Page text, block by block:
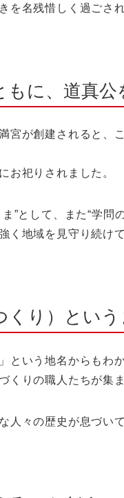
を名残惜しく過ごさ
もに、道真公
宮が創建されると、
お祀りされました。
”として、また“学問
く地域を見守り続けて
くり）とい
という地名からもわ
くりの職人たちが集
人々の歴史が息づいて